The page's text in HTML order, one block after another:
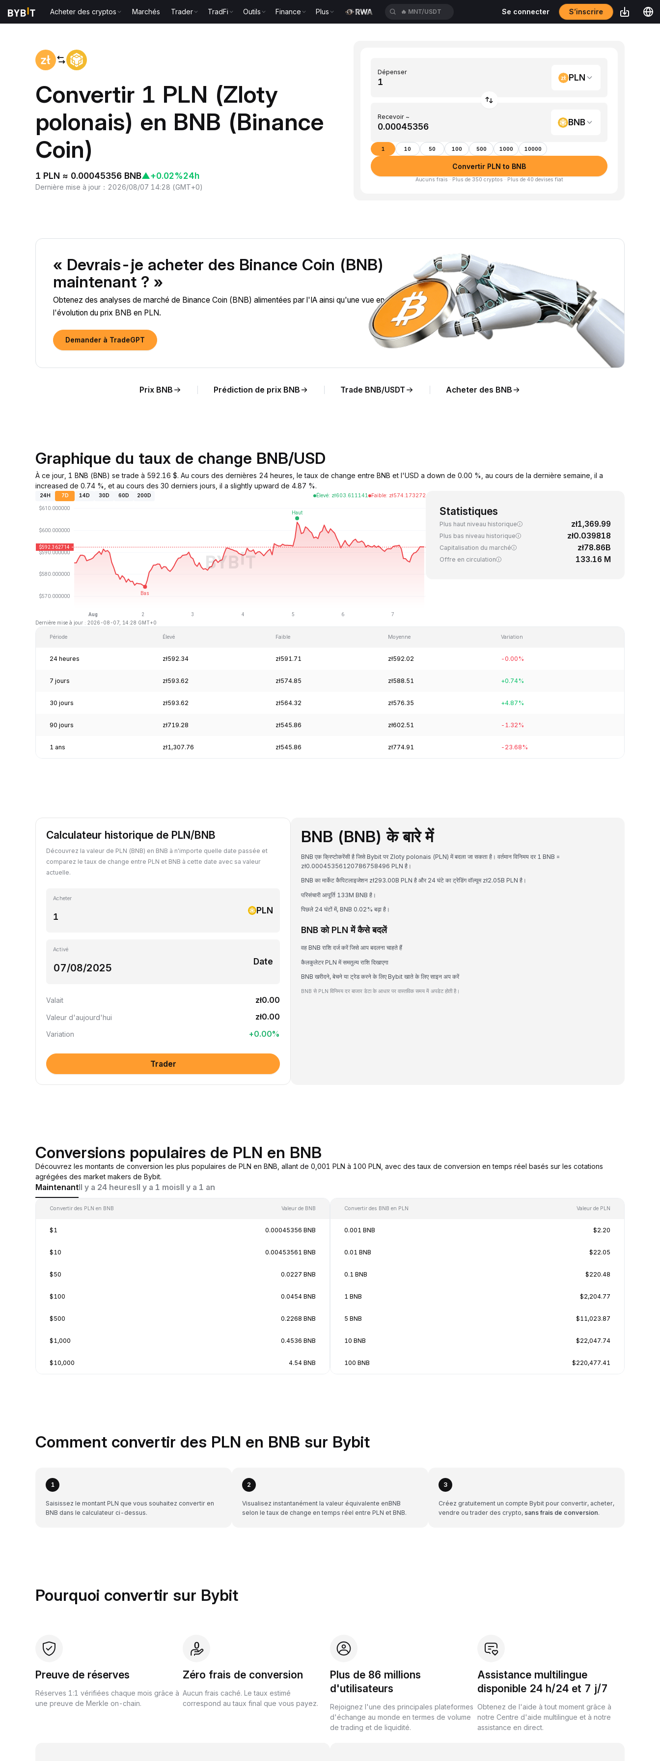
Acheter des cryptos Marchés Trader TradFi Outils Finance Plus 🔥 MNT/USDT Se connecter S’inscrire
Convertir 1 PLN (Zloty
polonais) en BNB (Binance
Coin)
1 PLN ≈ 0.00045356 BNB▲+0.02%24h
Dernière mise à jour ： 2026/08/07 14:28 (GMT+0)
Dépenser
PLN
Recevoir ~
BNB
1 10 50 100 500 1000 10000
Convertir PLN to BNB
Aucuns frais · Plus de 350 cryptos · Plus de 40 devises fiat
« Devrais-je acheter des Binance Coin (BNB)
maintenant ? »
Obtenez des analyses de marché de Binance Coin (BNB) alimentées par l'IA ainsi qu'une vue en temps réel de
l'évolution du prix BNB en PLN.
Demander à TradeGPT
Prix BNB Prédiction de prix BNB Trade BNB/USDT Acheter des BNB
Graphique du taux de change BNB/USD
À ce jour, 1 BNB (BNB) se trade à 592.16 $. Au cours des dernières 24 heures, le taux de change entre BNB et l'USD a down de 0.00 %, au cours de la dernière semaine, il a
increased de 0.74 %, et au cours des 30 derniers jours, il a slightly upward de 4.87 %.
24H 7D 14D 30D 60D 200D Élevé: zł603.611141 Faible: zł574.173272
Dernière mise à jour : 2026-08-07, 14:28 GMT+0
Statistiques
Plus haut niveau historique zł1,369.99
Plus bas niveau historique zł0.039818
Capitalisation du marché zł78.86B
Offre en circulation 133.16 M
Période Élevé Faible Moyenne Variation
24 heures zł592.34 zł591.71 zł592.02 -0.00%
7 jours zł593.62 zł574.85 zł588.51 +0.74%
30 jours zł593.62 zł564.32 zł576.35 +4.87%
90 jours zł719.28 zł545.86 zł602.51 -1.32%
1 ans zł1,307.76 zł545.86 zł774.91 -23.68%
Calculateur historique de PLN/BNB
Découvrez la valeur de PLN (BNB) en BNB à n'importe quelle date passée et
comparez le taux de change entre PLN et BNB à cette date avec sa valeur
actuelle.
Acheter
PLN
Activé
Date
Valait zł0.00
Valeur d'aujourd'hui zł0.00
Variation +0.00%
Trader
BNB (BNB) के बारे में
BNB एक क्रिप्टोकरेंसी है जिसे Bybit पर Zloty polonais (PLN) में बदला जा सकता है। वर्तमान विनिमय दर 1 BNB =
zł0.00045356120786758496 PLN है।
BNB का मार्केट कैपिटलाइजेशन zł293.00B PLN है और 24 घंटे का ट्रेडिंग वॉल्यूम zł2.05B PLN है।
परिसंचारी आपूर्ति 133M BNB है।
पिछले 24 घंटों में, BNB 0.02% बढ़ा है।
BNB को PLN में कैसे बदलें
वह BNB राशि दर्ज करें जिसे आप बदलना चाहते हैं
कैलकुलेटर PLN में समतुल्य राशि दिखाएगा
BNB खरीदने, बेचने या ट्रेड करने के लिए Bybit खाते के लिए साइन अप करें
BNB से PLN विनिमय दर बाजार डेटा के आधार पर वास्तविक समय में अपडेट होती है।
Conversions populaires de PLN en BNB
Découvrez les montants de conversion les plus populaires de PLN en BNB, allant de 0,001 PLN à 100 PLN, avec des taux de conversion en temps réel basés sur les cotations
agrégées des market makers de Bybit.
MaintenantIl y a 24 heuresIl y a 1 moisIl y a 1 an
Convertir des PLN en BNB Valeur de BNB
$1 0.00045356 BNB
$10 0.00453561 BNB
$50 0.0227 BNB
$100 0.0454 BNB
$500 0.2268 BNB
$1,000 0.4536 BNB
$10,000 4.54 BNB
Convertir des BNB en PLN Valeur de PLN
0.001 BNB $2.20
0.01 BNB $22.05
0.1 BNB $220.48
1 BNB $2,204.77
5 BNB $11,023.87
10 BNB $22,047.74
100 BNB $220,477.41
Comment convertir des PLN en BNB sur Bybit
1
Saisissez le montant PLN que vous souhaitez convertir en
BNB dans le calculateur ci-dessus.
2
Visualisez instantanément la valeur équivalente enBNB
selon le taux de change en temps réel entre PLN et BNB.
3
Créez gratuitement un compte Bybit pour convertir, acheter,
vendre ou trader des crypto, sans frais de conversion.
Pourquoi convertir sur Bybit
Preuve de réserves
Réserves 1:1 vérifiées chaque mois grâce à
une preuve de Merkle on-chain.
Zéro frais de conversion
Aucun frais caché. Le taux estimé
correspond au taux final que vous payez.
Plus de 86 millions
d'utilisateurs
Rejoignez l'une des principales plateformes
d'échange au monde en termes de volume
de trading et de liquidité.
Assistance multilingue
disponible 24 h/24 et 7 j/7
Obtenez de l'aide à tout moment grâce à
notre Centre d'aide multilingue et à notre
assistance en direct.